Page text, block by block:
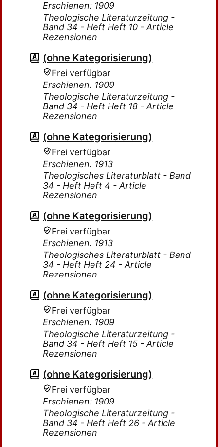
Erschienen: 1909
Theologische Literaturzeitung -
Band 34 - Heft Heft 10 - Article
Rezensionen
(ohne Kategorisierung)
Frei verfügbar
Erschienen: 1909
Theologische Literaturzeitung -
Band 34 - Heft Heft 18 - Article
Rezensionen
(ohne Kategorisierung)
Frei verfügbar
Erschienen: 1913
Theologisches Literaturblatt - Band
34 - Heft Heft 4 - Article
Rezensionen
(ohne Kategorisierung)
Frei verfügbar
Erschienen: 1913
Theologisches Literaturblatt - Band
34 - Heft Heft 24 - Article
Rezensionen
(ohne Kategorisierung)
Frei verfügbar
Erschienen: 1909
Theologische Literaturzeitung -
Band 34 - Heft Heft 15 - Article
Rezensionen
(ohne Kategorisierung)
Frei verfügbar
Erschienen: 1909
Theologische Literaturzeitung -
Band 34 - Heft Heft 26 - Article
Rezensionen